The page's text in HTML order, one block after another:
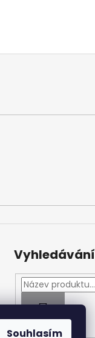
Souhlasím
Vyhledávání